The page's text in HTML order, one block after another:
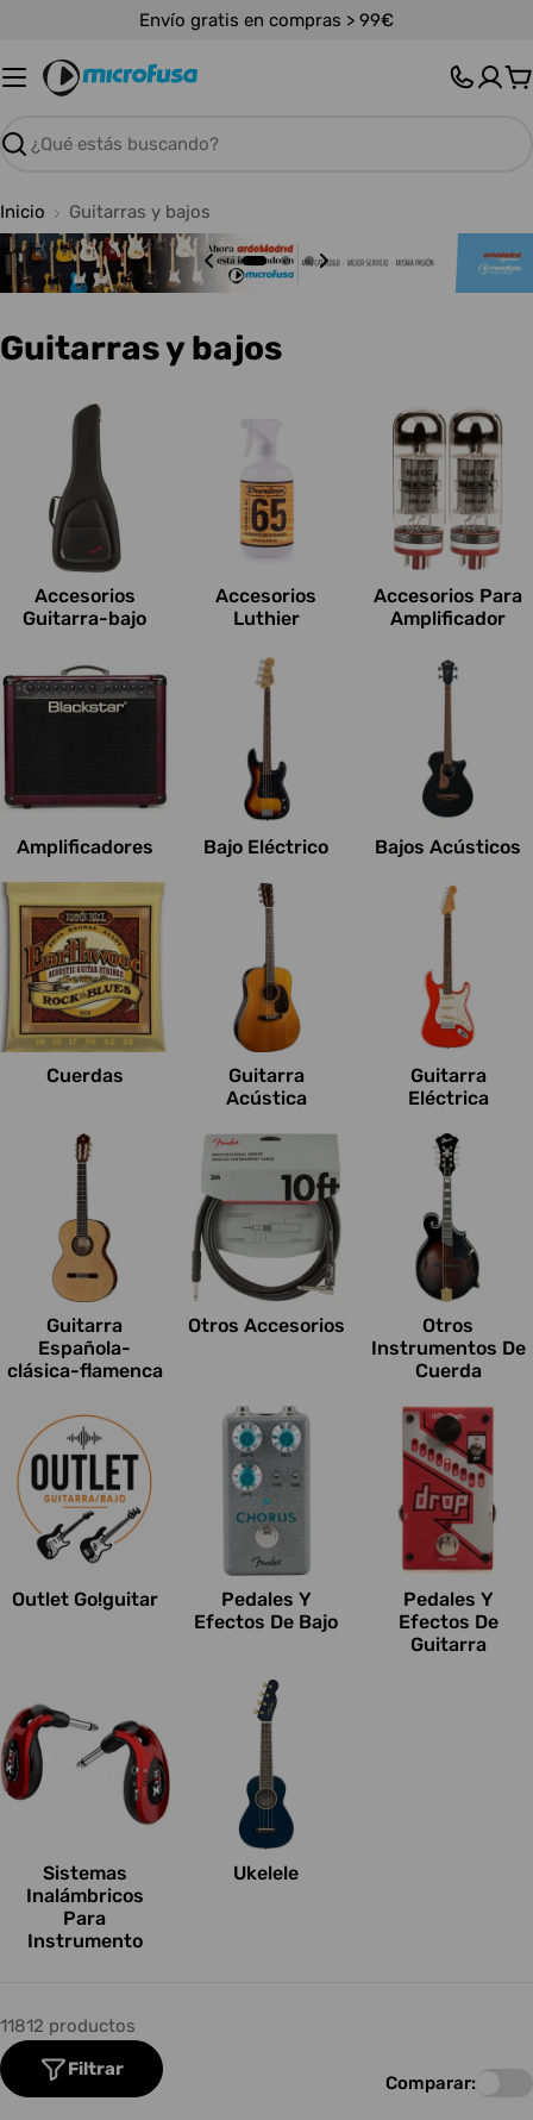
contenido
Envío gratis en compras > 99€
Buscar
Inicio Guitarras y bajos
C
e
s
:
Guitarras y bajos
Accesorios
Guitarra-bajo
Accesorios
Luthier
Accesorios Para
Amplificador
Amplificadores Bajo Eléctrico Bajos Acústicos
Cuerdas
Guitarra
Acústica
Guitarra
Eléctrica
Guitarra
Española-
clásica-flamenca
Otros Accesorios
Otros
Instrumentos De
Cuerda
Outlet Go!guitar
Pedales Y
Efectos De Bajo
Pedales Y
Efectos De
Guitarra
Sistemas
Inalámbricos
Para
Instrumento
Ukelele
11812 productos
Filtrar
Comparar: